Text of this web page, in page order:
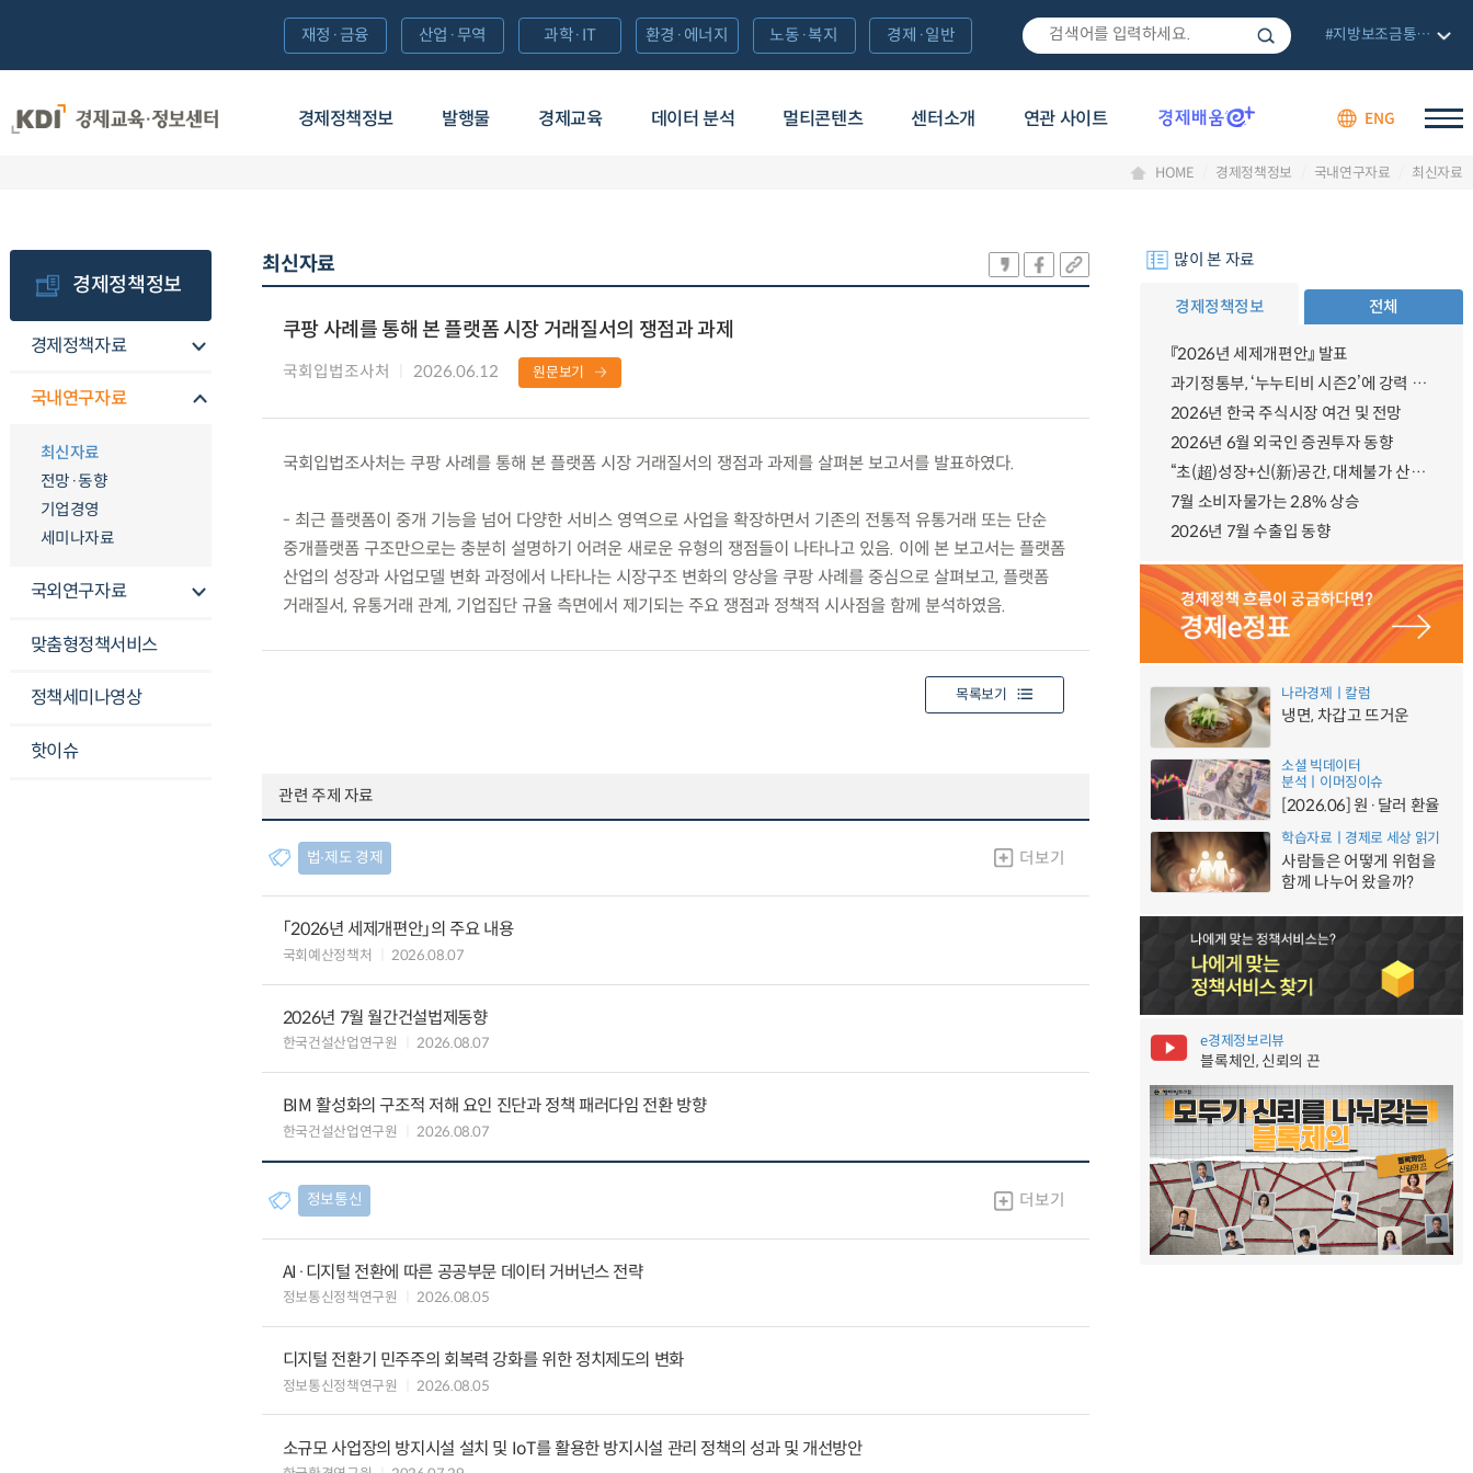
경제정책정보 발행물 경제교육 데이터 분석 멀티콘텐츠 센터소개 연관 사이트 ENG
재정·금융 산업·무역 과학·IT 환경·에너지 노동·복지 경제·일반 #지방보조금통합관리망
HOME 경제정책정보 국내연구자료 최신자료
경제정책정보
경제정책자료
국내연구자료
최신자료
전망·동향
기업경영
세미나자료
국외연구자료
맞춤형정책서비스
정책세미나영상
핫이슈
최신자료
쿠팡 사례를 통해 본 플랫폼 시장 거래질서의 쟁점과 과제
국회입법조사처 2026.06.12 원문보기
국회입법조사처는 쿠팡 사례를 통해 본 플랫폼 시장 거래질서의 쟁점과 과제를 살펴본 보고서를 발표하였다.
- 최근 플랫폼이 중개 기능을 넘어 다양한 서비스 영역으로 사업을 확장하면서 기존의 전통적 유통거래 또는 단순
중개플랫폼 구조만으로는 충분히 설명하기 어려운 새로운 유형의 쟁점들이 나타나고 있음. 이에 본 보고서는 플랫폼
산업의 성장과 사업모델 변화 과정에서 나타나는 시장구조 변화의 양상을 쿠팡 사례를 중심으로 살펴보고, 플랫폼
거래질서, 유통거래 관계, 기업집단 규율 측면에서 제기되는 주요 쟁점과 정책적 시사점을 함께 분석하였음.
목록보기
관련 주제 자료
법∙제도 경제 더보기
「2026년 세제개편안」의 주요 내용
국회예산정책처 2026.08.07
2026년 7월 월간건설법제동향
한국건설산업연구원 2026.08.07
BIM 활성화의 구조적 저해 요인 진단과 정책 패러다임 전환 방향
한국건설산업연구원 2026.08.07
정보통신 더보기
AI·디지털 전환에 따른 공공부문 데이터 거버넌스 전략
정보통신정책연구원 2026.08.05
디지털 전환기 민주주의 회복력 강화를 위한 정치제도의 변화
정보통신정책연구원 2026.08.05
소규모 사업장의 방지시설 설치 및 IoT를 활용한 방지시설 관리 정책의 성과 및 개선방안
많이 본 자료
경제정책정보 전체
『2026년 세제개편안』 발표
과기정통부, ‘누누티비 시즌2’에 강력 대응 의지 밝혀
2026년 한국 주식시장 여건 및 전망
2026년 6월 외국인 증권투자 동향
“초(超)성장+신(新)공간, 대체불가 산업강국”
7월 소비자물가는 2.8% 상승
2026년 7월 수출입 동향
나라경제ㅣ칼럼
냉면, 차갑고 뜨거운
소셜 빅데이터
분석ㅣ이머징이슈
[2026.06] 원·달러 환율
학습자료ㅣ경제로 세상 읽기
사람들은 어떻게 위험을
함께 나누어 왔을까?
e경제정보리뷰
블록체인, 신뢰의 끈